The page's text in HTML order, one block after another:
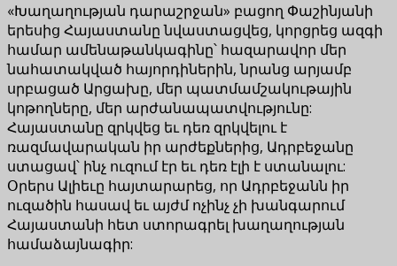
«Խաղաղության դարաշրջան» բացող Փաշինյանի
երեսից Հայաստանը նվաստացվեց, կորցրեց ազգի
համար ամենաթանկագինը՝ հազարավոր մեր
նահատակված հայորդիներին, նրանց արյամբ
սրբացած Արցախը, մեր պատմամշակութային
կոթողները, մեր արժանապատվությունը:
Հայաստանը զրկվեց եւ դեռ զրկվելու է
ռազմավարական իր արժեքներից, Ադրբեջանը
ստացավ՝ ինչ ուզում էր եւ դեռ էլի է ստանալու:
Օրերս Ալիեւը հայտարարեց, որ Ադրբեջանն իր
ուզածին հասավ եւ այժմ ոչինչ չի խանգարում
Հայաստանի հետ ստորագրել խաղաղության
համաձայնագիր: